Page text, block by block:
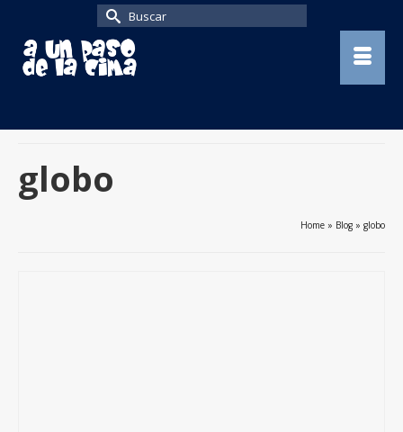
Buscar
por:
globo
Home » Blog » globo